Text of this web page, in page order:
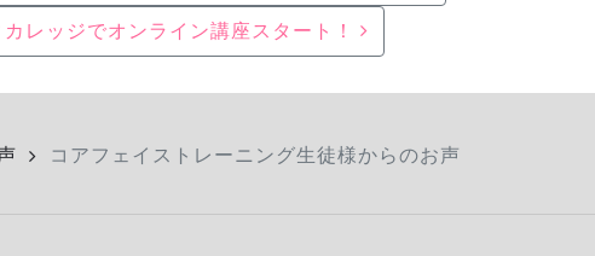
レッジでオンライン講座スタート！
コアフェイストレーニング生徒様からのお声